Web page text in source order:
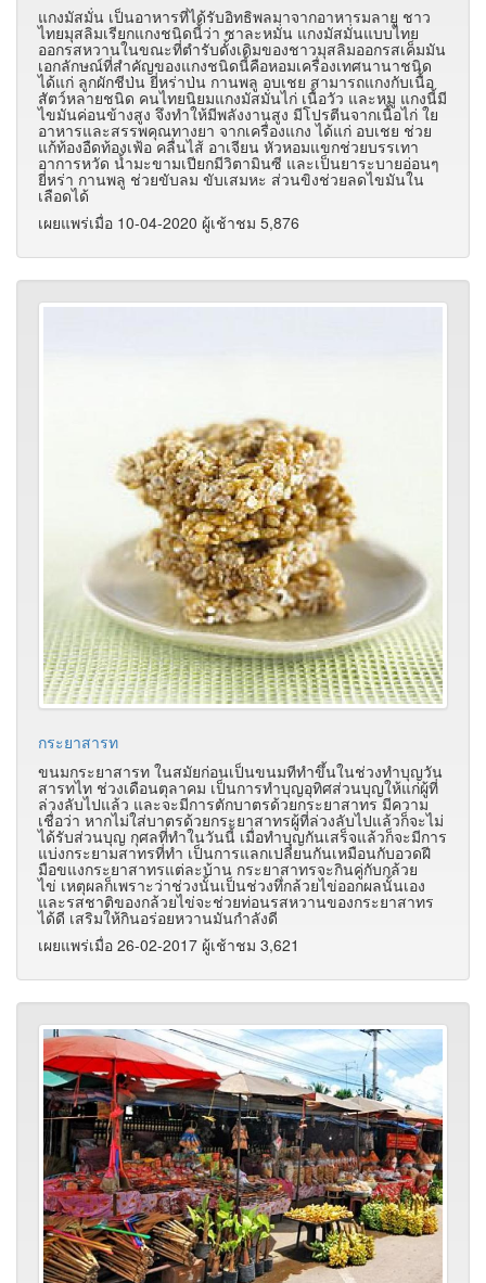
แกงมัสมั่น เป็นอาหารที่ได้รับอิทธิพลมาจากอาหารมลายู ชาว
ไทยมุสลิมเรียกแกงชนิดนี้ว่า ซาละหมั่น แกงมัสมั่นแบบไทย
ออกรสหวานในขณะที่ตำรับดั้งเดิมของชาวมุสลิมออกรสเค็มมัน
เอกลักษณ์ที่สำคัญของแกงชนิดนี้คือหอมเครื่องเทศนานาชนิด
ได้แก่ ลูกผักชีป่น ยี่หร่าป่น กานพลู อบเชย สามารถแกงกับเนื้อ
สัตว์หลายชนิด คนไทยนิยมแกงมัสมั่นไก่ เนื้อวัว และหมู แกงนี้มี
ไขมันค่อนข้างสูง จึงทำให้มีพลังงานสูง มีโปรตีนจากเนื้อไก่ ใย
อาหารและสรรพคุณทางยา จากเครื่องแกง ได้แก่ อบเชย ช่วย
แก้ท้องอืดท้องเฟ้อ คลื่นไส้ อาเจียน หัวหอมแขกช่วยบรรเทา
อาการหวัด น้ำมะขามเปียกมีวิตามินซี และเป็นยาระบายอ่อนๆ
ยี่หร่า กานพลู ช่วยขับลม ขับเสมหะ ส่วนขิงช่วยลดไขมันใน
เลือดได้
เผยแพร่เมื่อ 10-04-2020 ผู้เช้าชม 5,876
กระยาสารท
ขนมกระยาสารท ในสมัยก่อนเป็นขนมทีทำขึ้นในช่วงทำบุญวัน
สารทไท ช่วงเดือนตุลาคม เป็นการทำบุญอุทิศส่วนบุญให้แก่ผู้ที่
ล่วงลับไปแล้ว และจะมีการตักบาตรด้วยกระยาสาทร มีความ
เชื่อว่า หากไม่ใส่บาตรด้วยกระยาสาทรผู้ที่ล่วงลับไปแล้วก็จะไม่
ได้รับส่วนบุญ กุศลที่ทำในวันนี้ เมื่อทำบุญกันเสร็จแล้วก็จะมีการ
แบ่งกระยามสาทรที่ทำ เป็นการแลกเปลี่ยนกันเหมือนกับอวดฝี
มือขแงกระยาสาทรแต่ละบ้าน กระยาสาทรจะกินคู่กับกล้วย
ไข่ เหตุผลก็เพราะว่าช่วงนั้นเป็นช่วงทึ่กล้วยไข่ออกผลนั้นเอง
และรสชาติของกล้วยไข่จะช่วยท่อนรสหวานของกระยาสาทร
ได้ดี เสริมให้กินอร่อยหวานมันกำลังดี
เผยแพร่เมื่อ 26-02-2017 ผู้เช้าชม 3,621